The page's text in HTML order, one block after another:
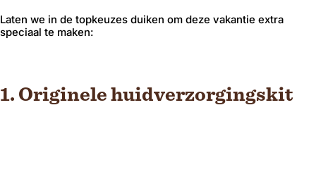
Laten we in de topkeuzes duiken om deze vakantie extra
speciaal te maken:
1. Originele huidverzorgingskit